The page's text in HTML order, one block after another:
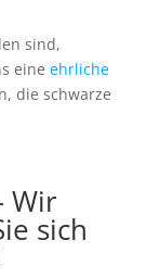
sind,
eine ehrliche
die schwarze
Wir
sich